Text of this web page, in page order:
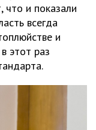
что и показали
всегда
и
этот раз